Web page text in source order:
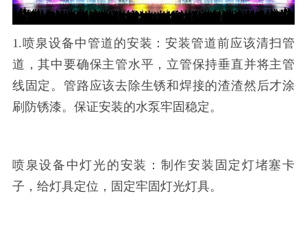
1.喷泉设备中管道的安装：安装管道前应该清扫管
道，其中要确保主管水平，立管保持垂直并将主管
线固定。管路应该去除生锈和焊接的渣渣然后才涂
刷防锈漆。保证安装的水泵牢固稳定。
喷泉设备中灯光的安装：制作安装固定灯堵塞卡
子，给灯具定位，固定牢固灯光灯具。